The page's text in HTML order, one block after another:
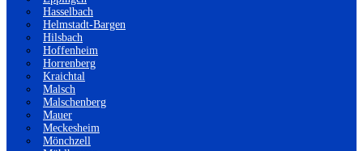
Hasselbach
Helmstadt-Bargen
Hilsbach
Hoffenheim
Horrenberg
Kraichtal
Malsch
Malschenberg
Mauer
Meckesheim
Mönchzell